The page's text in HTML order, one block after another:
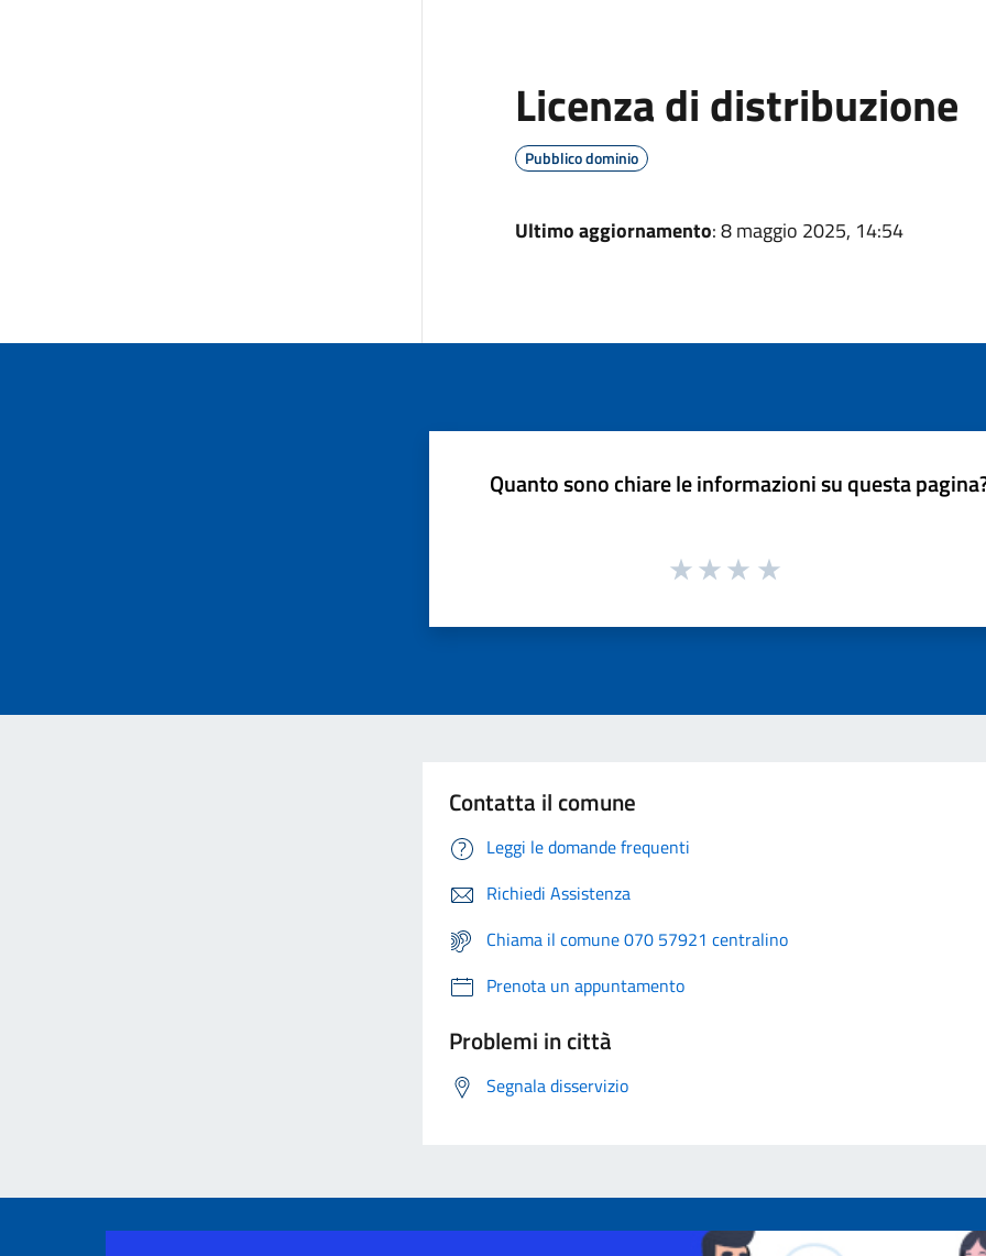
Licenza di distribuzione
Pubblico dominio
Ultimo aggiornamento: 8 maggio 2025, 14:54
Quanto sono chiare le informazioni su questa
Contatta il comune
Leggi le domande frequenti
Richiedi Assistenza
Chiama il comune 070 57921 centralino
Prenota un appuntamento
Problemi in città
Segnala disservizio